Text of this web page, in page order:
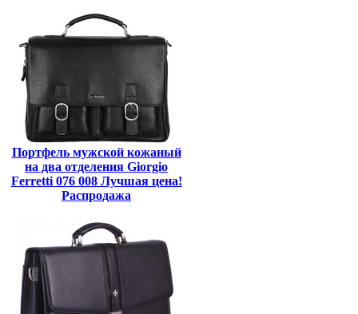
Портфель мужской кожаный
на два отделения Giorgio
Ferretti 076 008 Лучшая цена!
Распродажа